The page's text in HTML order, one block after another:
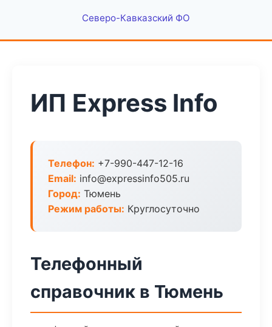
Северо-Кавказский ФО
ИП Express Info
Телефон: +7-990-447-12-16
Email: info@expressinfo505.ru
Город: Тюмень
Режим работы: Круглосуточно
Телефонный
справочник в Тюмень